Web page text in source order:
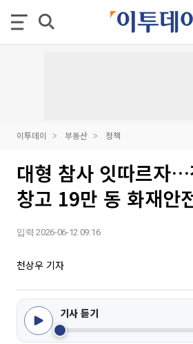
이투데이 부동산 정책
대형 참사 잇따르자…
창고 19만 동 화재안
입력 2026-06-12 09:16
천상우 기자
기사 듣기